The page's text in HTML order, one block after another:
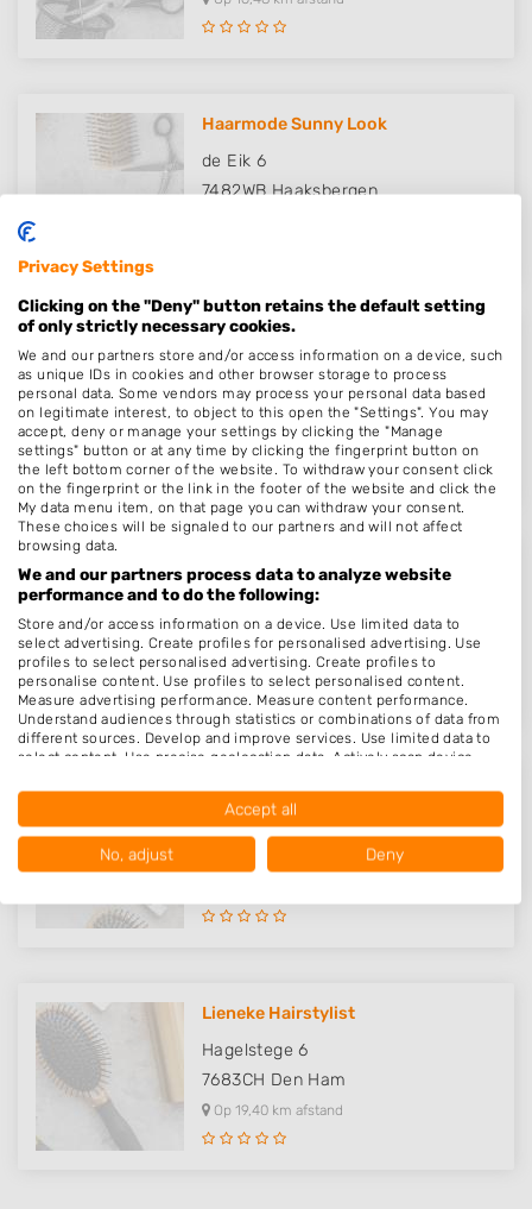
Haarmode Sunny Look
de Eik 6
7482WB Haaksbergen
Silvan-babershop
Walderstraat 15
7241BH Lochem
Op 18,53 km afstand
Barbershop Silvan in Lochem
Walderstraat 15
7241BH Lochem
Op 18,53 km afstand
Kapsalon gwoon Sanne
Kooiweg 1
Lieneke Hairstylist
Hagelstege 6
7683CH Den Ham
Op 19,40 km afstand
Privacy Settings
Clicking on the "Deny" button retains the default setting
of only strictly necessary cookies.
We and our partners store and/or access information on a device, such
as unique IDs in cookies and other browser storage to process
personal data. Some vendors may process your personal data based
on legitimate interest, to object to this open the "Settings". You may
accept, deny or manage your settings by clicking the "Manage
settings" button or at any time by clicking the fingerprint button on
the left bottom corner of the website. To withdraw your consent click
on the fingerprint or the link in the footer of the website and click the
My data menu item, on that page you can withdraw your consent.
These choices will be signaled to our partners and will not affect
browsing data.
We and our partners process data to analyze website
performance and to do the following:
Store and/or access information on a device. Use limited data to
select advertising. Create profiles for personalised advertising. Use
profiles to select personalised advertising. Create profiles to
personalise content. Use profiles to select personalised content.
Measure advertising performance. Measure content performance.
Understand audiences through statistics or combinations of data from
different sources. Develop and improve services. Use limited data to
select content. Use precise geolocation data. Actively scan device
Data may be shared outside of the European Union and send to the
Your consent and the cookie policy applies solely to this website/app.
View Partner List (1016 IAB Vendors)
We use your data for the following purposes:
IAB processing purposes:
Use limited data to select advertising
Create profiles for personalised advertising
Use profiles to select personalised
advertising
Accept all
No, adjust Deny